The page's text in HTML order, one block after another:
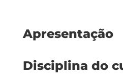
Apresentação
Disciplina do